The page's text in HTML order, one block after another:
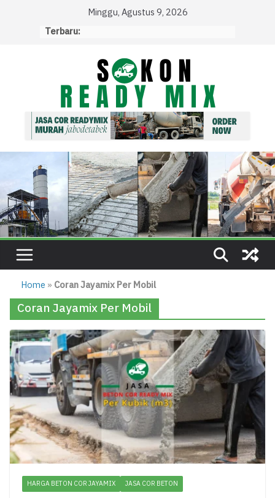
Minggu, Agustus 9, 2026
Terbaru:
Home » Coran Jayamix Per Mobil
Coran Jayamix Per Mobil
HARGA BETON COR JAYAMIX JASA COR BETON